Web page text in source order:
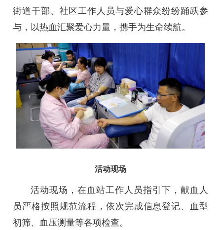
街道干部、社区工作人员与爱心群众纷纷踊跃参
与，以热血汇聚爱心力量，携手为生命续航。
活动现场
活动现场，在血站工作人员指引下，献血人
员严格按照规范流程，依次完成信息登记、血型
初筛、血压测量等各项检查。